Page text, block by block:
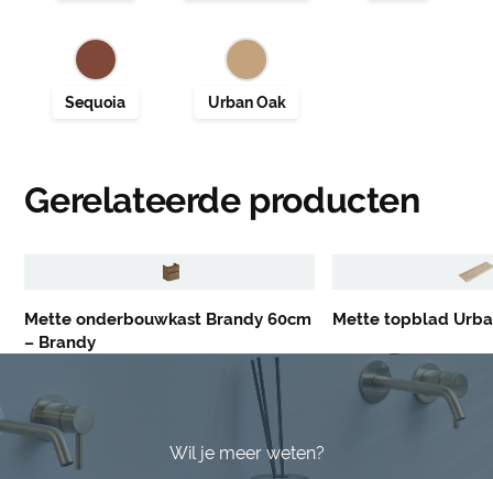
Gerelateerde producten
Mette onderbouwkast Brandy 60cm
– Brandy
Mette topblad
Wil je meer weten?